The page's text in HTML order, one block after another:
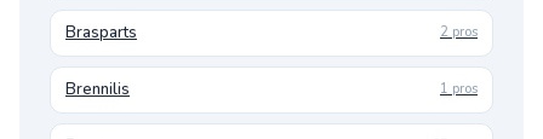
Brasparts 2 pros
Brennilis 1 pros